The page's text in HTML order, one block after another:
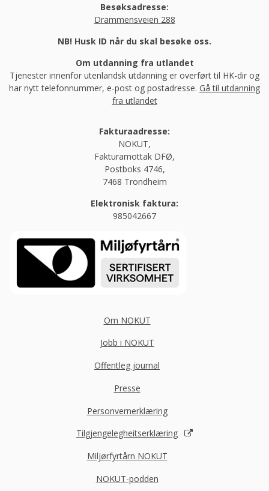
Besøksadresse:
Drammensveien 288
NB! Husk ID når du skal besøke oss.
Om utdanning fra utlandet
Tjenester innenfor utenlandsk utdanning er overført til HK-dir og
har nytt telefonnummer, e-post og postadresse. Gå til utdanning
fra utlandet
Fakturaadresse:
NOKUT,
Fakturamottak DFØ,
Postboks 4746,
7468 Trondheim
Elektronisk faktura:
985042667
Om NOKUT
Jobb i NOKUT
Offentleg journal
Presse
Personvernerklæring
Tilgjengelegheitserklæring
Miljørfyrtårn NOKUT
NOKUT-podden